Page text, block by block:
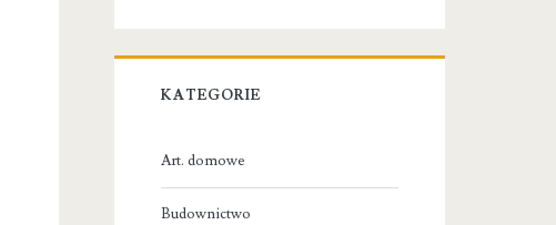
KATEGORIE
Art. domowe
Budownictwo